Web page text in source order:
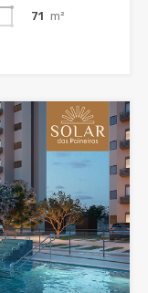
71 m²